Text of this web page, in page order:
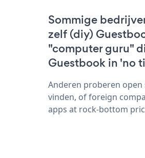
Sommige
zelf (diy)
"computer guru"
Guestbook in 'no
Anderen proberen
vinden, of foreign
apps at rock-bottom